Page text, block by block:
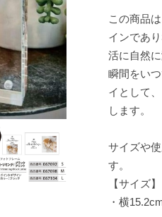
この商品
インであ
活に自然
瞬間をい
イとして
します。
サイズや
す。
【サイズ】
・横